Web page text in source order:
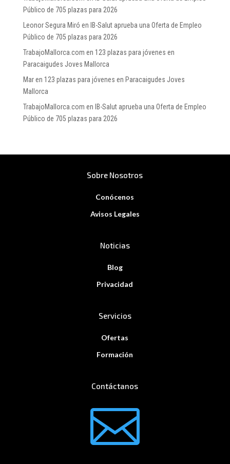
Público de 705 plazas para 2026
Leonor Segura Miró en IB-Salut aprueba una Oferta de Empleo
Público de 705 plazas para 2026
TrabajoMallorca.com en 123 plazas para jóvenes en
Paracaigudes Joves Mallorca
Maren 123 plazas para jóvenes en Paracaigudes Joves
Mallorca
TrabajoMallorca.com en IB-Salut aprueba una Oferta de Empleo
Público de 705 plazas para 2026
Sobre Nosotros
Conócenos
Avisos Legales
Noticias
Blog
Privacidad
Servicios
Ofertas
Formación
Contáctanos
